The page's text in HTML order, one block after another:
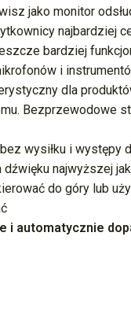
jako monitor
najbardziej
bardziej
i
dla
Bezprzewodowe
wysiłku i
najwyższej
do góry lub
automatycznie